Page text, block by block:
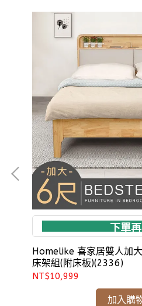
下單
Homelike 喜家居雙人加
床架組(附床板)(2336)
NT$10,999
加入購